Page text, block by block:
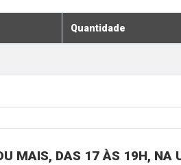
Quantidade
MAIS, DAS 17 ÀS 19H, NA